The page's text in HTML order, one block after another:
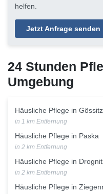
helfen.
Jetzt Anfrage senden
24 Stunden
Umgebung
Häusliche Pflege in Gössitz
in 1 km Entfernung
Häusliche Pflege in Paska
in 2 km Entfernung
Häusliche Pflege in
in 2 km Entfernung
Häusliche Pflege in